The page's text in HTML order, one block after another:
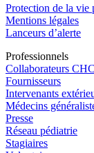
Protection de la vie
Mentions légales
Lanceurs d’alerte
Professionnels
Collaborateurs CHC
Fournisseurs
Intervenants
Médecins
Presse
Réseau pédiatrie
Stagiaires